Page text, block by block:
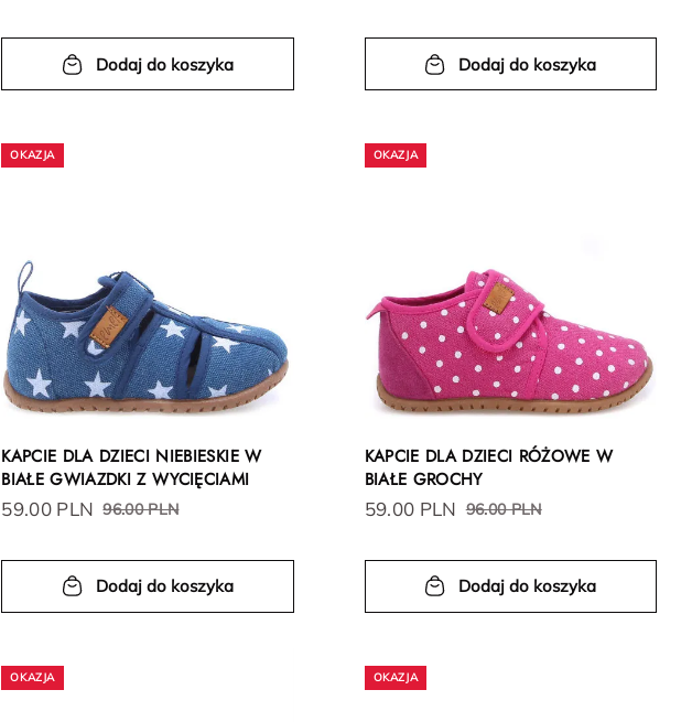
Dodaj do koszyka Dodaj do koszyka
KAPCIE DLA DZIECI NIEBIESKIE W
BIAŁE GWIAZDKI Z WYCIĘCIAMI
59.00 PLN 96.00 PLN
Dodaj do koszyka
KAPCIE DLA DZIECI RÓŻOWE W
BIAŁE GROCHY
59.00 PLN 96.00 PLN
Dodaj do koszyka